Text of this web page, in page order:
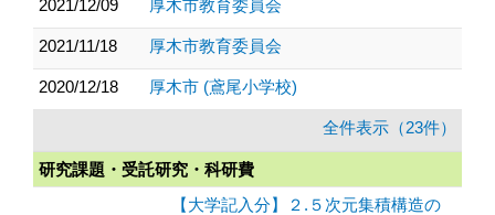
2021/12/09 厚木市教育委員会
2021/11/18 厚木市教育委員会
2020/12/18 厚木市 (鳶尾小学校)
全件表示（23件）
研究課題・受託研究・科研費
【大学記入分】２.５次元集積構造の